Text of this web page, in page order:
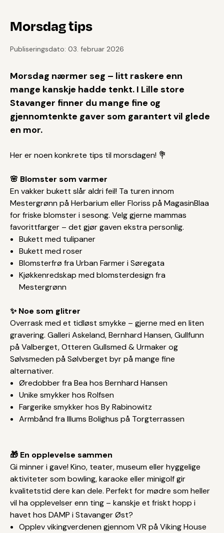
Morsdag tips
Publiseringsdato: 03. februar 2026
Morsdag nærmer seg – litt raskere enn
mange kanskje hadde tenkt. I Lille store
Stavanger finner du mange fine og
gjennomtenkte gaver som garantert vil glede
en mor.
Her er noen konkrete tips til morsdagen! 💐
🌸 Blomster som varmer
En vakker bukett slår aldri feil! Ta turen innom
Mestergrønn på Herbarium eller Floriss på MagasinBlaa
for friske blomster i sesong. Velg gjerne mammas
favorittfarger – det gjør gaven ekstra personlig.
Bukett med tulipaner
Bukett med roser
Blomsterfrø fra Urban Farmer i Søregata
Kjøkkenredskap med blomsterdesign fra
Mestergrønn
✨ Noe som glitrer
Overrask med et tidløst smykke – gjerne med en liten
gravering. Galleri Askeland, Bernhard Hansen, Gullfunn
på Valberget, Otteren Gullsmed & Urmaker og
Sølvsmeden på Sølvberget byr på mange fine
alternativer.
Øredobber fra Bea hos Bernhard Hansen
Unike smykker hos Rolfsen
Fargerike smykker hos By Rabinowitz
Armbånd fra Illums Bolighus på Torgterrassen
🎁 En opplevelse sammen
Gi minner i gave! Kino, teater, museum eller hyggelige
aktiviteter som bowling, karaoke eller minigolf gir
kvalitetstid dere kan dele. Perfekt for mødre som heller
vil ha opplevelser enn ting – kanskje et friskt hopp i
havet hos DAMP i Stavanger Øst?
Opplev vikingverdenen gjennom VR på Viking House